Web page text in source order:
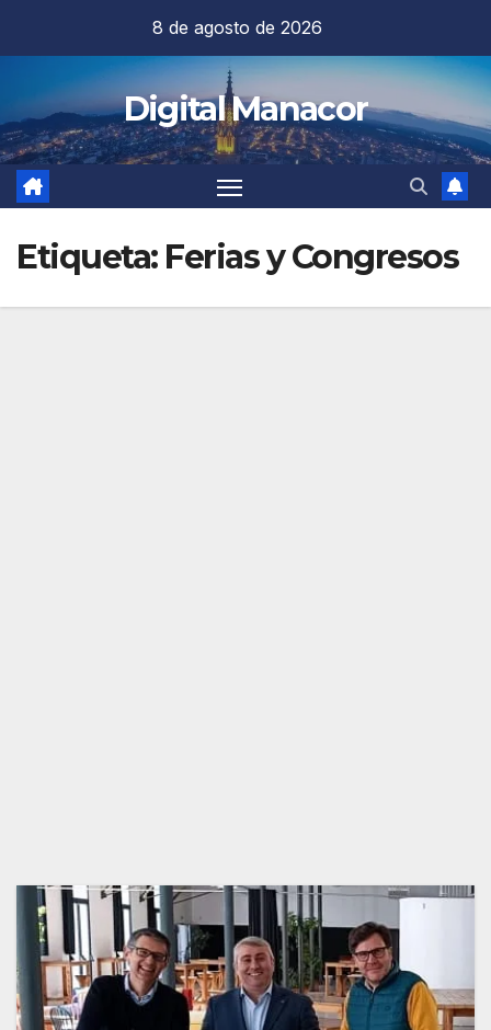
contenido
8 de agosto de 2026
Digital Manacor
Etiqueta: Ferias y Congresos